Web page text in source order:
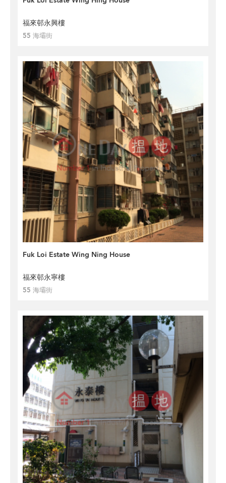
福來邨永興樓
55 海壩街
Fuk Loi Estate Wing Ning House
福來邨永寧樓
55 海壩街